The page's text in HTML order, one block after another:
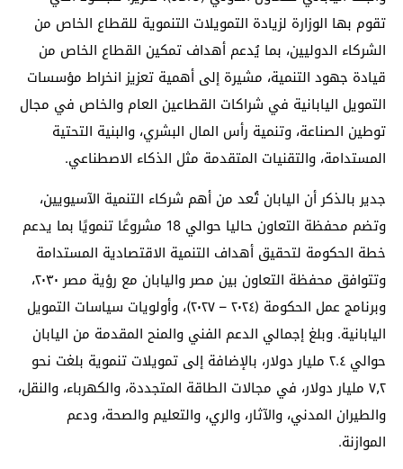
تقوم بها الوزارة لزيادة التمويلات التنموية للقطاع الخاص من
الشركاء الدوليين، بما يُدعم أهداف تمكين القطاع الخاص من
قيادة جهود التنمية، مشيرة إلى أهمية تعزيز انخراط مؤسسات
التمويل اليابانية في شراكات القطاعين العام والخاص في مجال
توطين الصناعة، وتنمية رأس المال البشري، والبنية التحتية
المستدامة، والتقنيات المتقدمة مثل الذكاء الاصطناعي.
جدير بالذكر أن اليابان تُعد من أهم شركاء التنمية الآسيويين،
وتضم محفظة التعاون حاليا حوالي 18 مشروعًا تنمويًا بما يدعم
خطة الحكومة لتحقيق أهداف التنمية الاقتصادية المستدامة
وتتوافق محفظة التعاون بين مصر واليابان مع رؤية مصر ٢٠٣٠،
وبرنامج عمل الحكومة (٢٠٢٤ – ٢٠٢٧)، وأولويات سياسات التمويل
اليابانية. وبلغ إجمالي الدعم الفني والمنح المقدمة من اليابان
حوالي ٢.٤ مليار دولار، بالإضافة إلى تمويلات تنموية بلغت نحو
٧٫٢ مليار دولار، في مجالات الطاقة المتجددة، والكهرباء، والنقل،
والطيران المدني، والآثار، والري، والتعليم والصحة، ودعم
الموازنة.